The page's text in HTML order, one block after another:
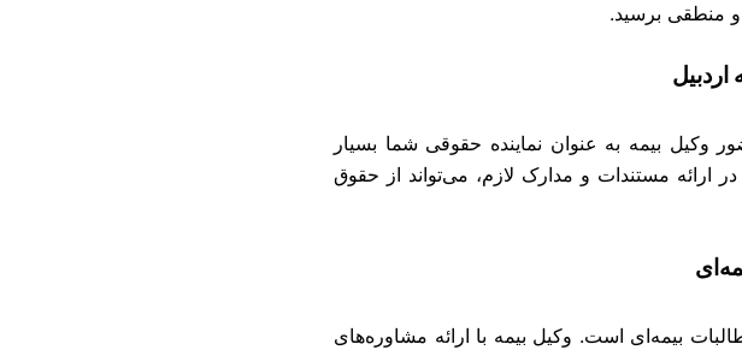
و منطقی برسید.
وکیل بیمه به عنوان نماینده حقوقی شما بسیار
ارائه مستندات و مدارک لازم، می‌تواند از حقوق
بیمه‌ای است. وکیل بیمه با ارائه مشاوره‌های